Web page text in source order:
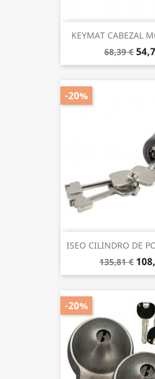
KEYMAT CABEZAL
68,39 €
ISEO CILINDRO DE
135,81 €
-20%
-20%